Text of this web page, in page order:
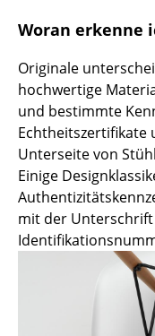
Einzelteile
... alle Sitzmöbel
Tische
Esstische
Beistelltische
Woran erkenne
Originale
hochwertige
und bestimmte
Echtheitszertifikate
Unterseite von
Einige
mit der